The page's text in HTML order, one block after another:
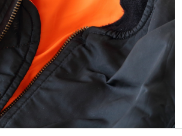
#古着サミット
#マイナーグッド図鑑
ん。 #MONTHLY JOURNAL
#フイナムのYouTube
#FOCUS IT #AH.H
#MOVIE
#SNEAKER #OUTDOOR